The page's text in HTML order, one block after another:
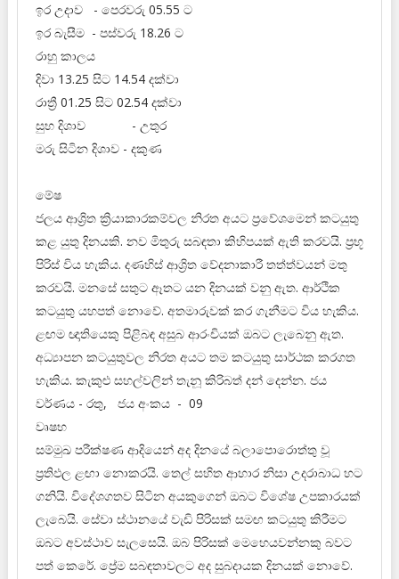
ඉර උදාව - පෙරවරු 05.55 ට
ඉර බැසීම - පස්වරු 18.26 ට
රාහු කාලය
දිවා 13.25 සිට 14.54 දක්වා
රාත්‍රී 01.25 සිට 02.54 දක්වා
සුභ දිශාව - උතුර
මරු සිටින දිශාව - දකුණ
මේෂ
ජලය ආශ්‍රිත ක්‍රියාකාරකම්වල නිරත අයට ප්‍රවේශමෙන් කටයුතු
කළ යුතු දිනයකි. නව මිතුරු සබඳතා කිහිපයක් ඇති කරවයි. ප්‍රභූ
පිරිස් විය හැකිය. දණහිස් ආශ්‍රිත වේදනාකාරී තත්ත්වයන් මතු
කරවයි. මනසේ සතුට ඈතට යන දිනයක් වනු ඇත. ආර්ථික
කටයුතු යහපත් නොවේ. අතමාරුවක් කර ගැනීමට විය හැකිය.
ළඟම ඥාතියෙකු පිළිබඳ අසුබ ආරංචියක් ඔබට ලැබෙනු ඇත.
අධ්‍යාපන කටයුතුවල නිරත අයට තම කටයුතු සාර්ථක කරගත
හැකිය. කැකුළු සහල්වලින් තැනූ කිරිබත් දන් දෙන්න. ජය
වර්ණය - රතු, ජය අංකය - 09
වෘෂභ
සම්මුඛ පරීක්ෂණ ආදියෙන් අද දිනයේ බලාපොරොත්තු වූ
ප්‍රතිඵල ළඟා නොකරයි. තෙල් සහිත ආහාර නිසා උදරාබාධ හට
ගනියි. විදේශගතව සිටින අයකුගෙන් ඔබට විශේෂ උපකාරයක්
ලැබෙයි. සේවා ස්ථානයේ වැඩි පිරිසක් සමඟ කටයුතු කිරීමට
ඔබට අවස්ථාව සැලසෙයි. ඔබ පිරිසක් මෙහෙයවන්නකු බවට
පත් කෙරේ. ප්‍රේම සබඳතාවලට අද සුබදායක දිනයක් නොවේ.